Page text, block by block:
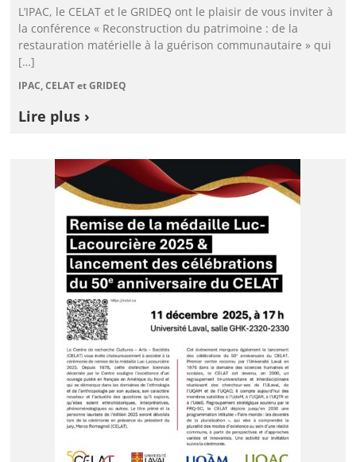
L’IPAC, le CELAT et le GRIDEQ ont le plaisir de vous inviter à
la conférence « Reconstruction du patrimoine : de la
restauration matérielle à la guérison communautaire » qui
[…]
IPAC, CELAT et GRIDEQ
Lire plus ›